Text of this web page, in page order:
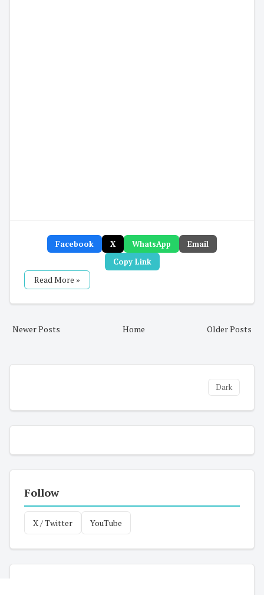
Facebook X WhatsApp
Email
Copy Link
Read More »
Newer Posts Older Posts
Home
Dark
Follow
X / Twitter YouTube